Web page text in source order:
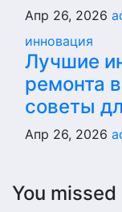
Апр 26, 2026
инновация
Лучшие
ремонта
советы
Апр 26, 2026
You missed